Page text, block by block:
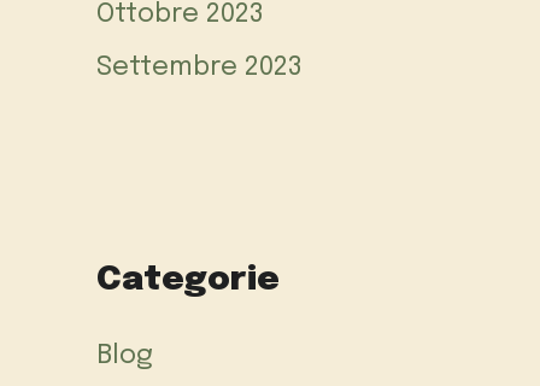
Ottobre 2023
Settembre 2023
Categorie
Blog